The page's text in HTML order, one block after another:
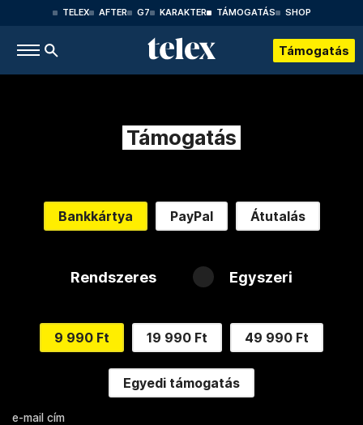
TELEX AFTER G7 KARAKTER TÁMOGATÁS SHOP
Támogatás
Támogatás
Bankkártya PayPal Átutalás
Rendszeres Egyszeri
9 990 Ft 19 990 Ft 49 990 Ft
Egyedi támogatás
e-mail cím